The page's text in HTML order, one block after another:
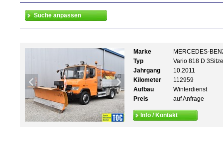
Marke
MERCEDES-
Typ
Vario 818 D
Jahrgang
10.2011
Kilometer
112959
Aufbau
Winterdienst
Preis
auf Anfrage
Info / Kontakt